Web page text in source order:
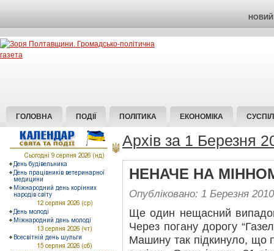
НОВИЙ
ГОЛОВНА ПОДІЇ ПОЛІТИКА ЕКОНОМІКА
Архів за 1 Березня
НЕНАЧЕ НА
Опубліковано: 1 Березня 2010
Ще один нещасний
Через погану дорогу
Машину так підкинуло, що